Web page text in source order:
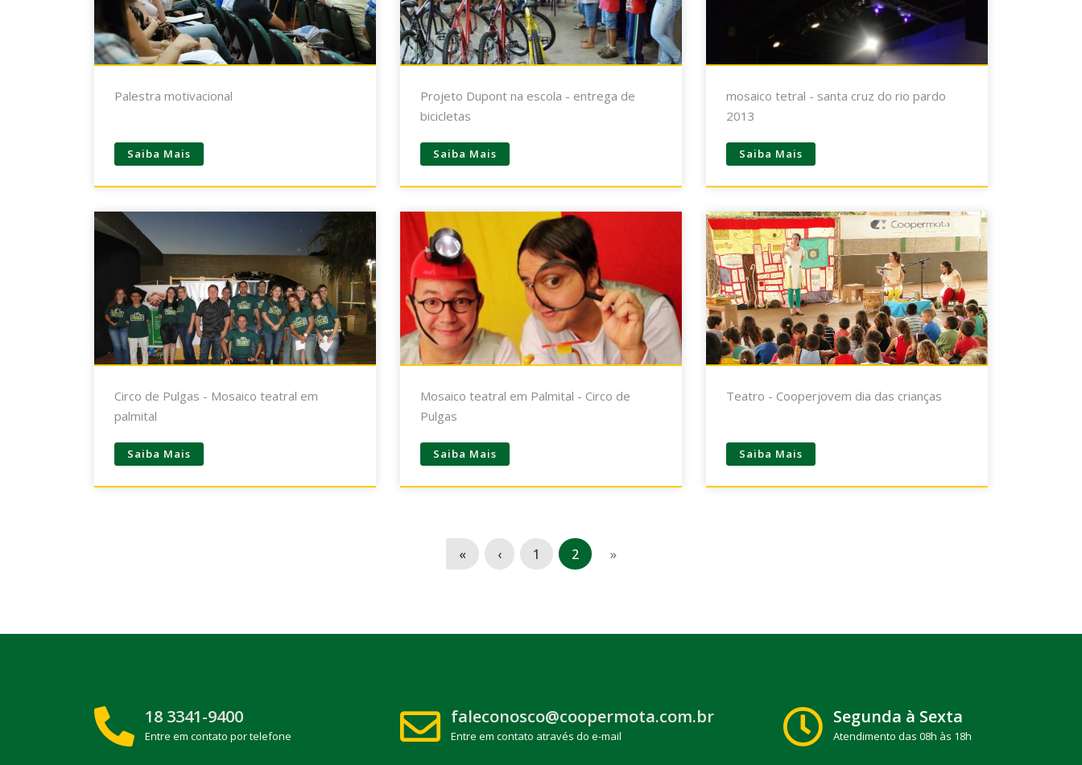
Palestra motivacional
Saiba Mais
Projeto Dupont na escola - entrega de
bicicletas
Saiba Mais
mosaico tetral - santa cruz do rio pardo
2013
Saiba Mais
Circo de Pulgas - Mosaico teatral em
palmital
Saiba Mais
Mosaico teatral em Palmital - Circo de
Pulgas
Saiba Mais
Teatro - Cooperjovem dia das crianças
Saiba Mais
« ‹ 1 2(current)
»
18 3341-9400
Entre em contato por telefone
faleconosco@coopermota.com.br
Entre em contato através do e-mail
Segunda à Sexta
Atendimento das 08h às 18h